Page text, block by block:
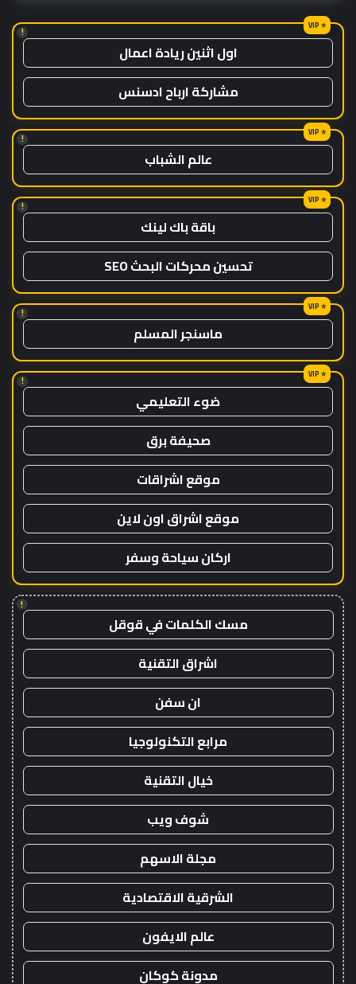
!
اول اثنين ريادة اعمال
مشاركة ارباح ادسنس
!
عالم الشباب
!
باقة باك لينك
تحسين محركات البحث SEO
!
ماسنجر المسلم
!
ضوء التعليمي
صحيفة برق
موقع اشراقات
موقع اشراق اون لاين
اركان سياحة وسفر
!
مسك الكلمات في قوقل
اشراق التقنية
ان سفن
مرابع التكنولوجيا
خيال التقنية
شوف ويب
مجلة الاسهم
الشرقية الاقتصادية
عالم الايفون
مدونة كوكان